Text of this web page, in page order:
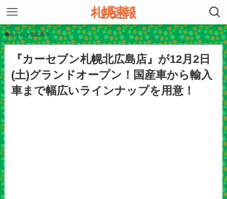
ホーム 北広島
『カーセブン札幌北広島店』が12月2日
(土)グランドオープン！国産車から輸入
車まで幅広いラインナップを用意！